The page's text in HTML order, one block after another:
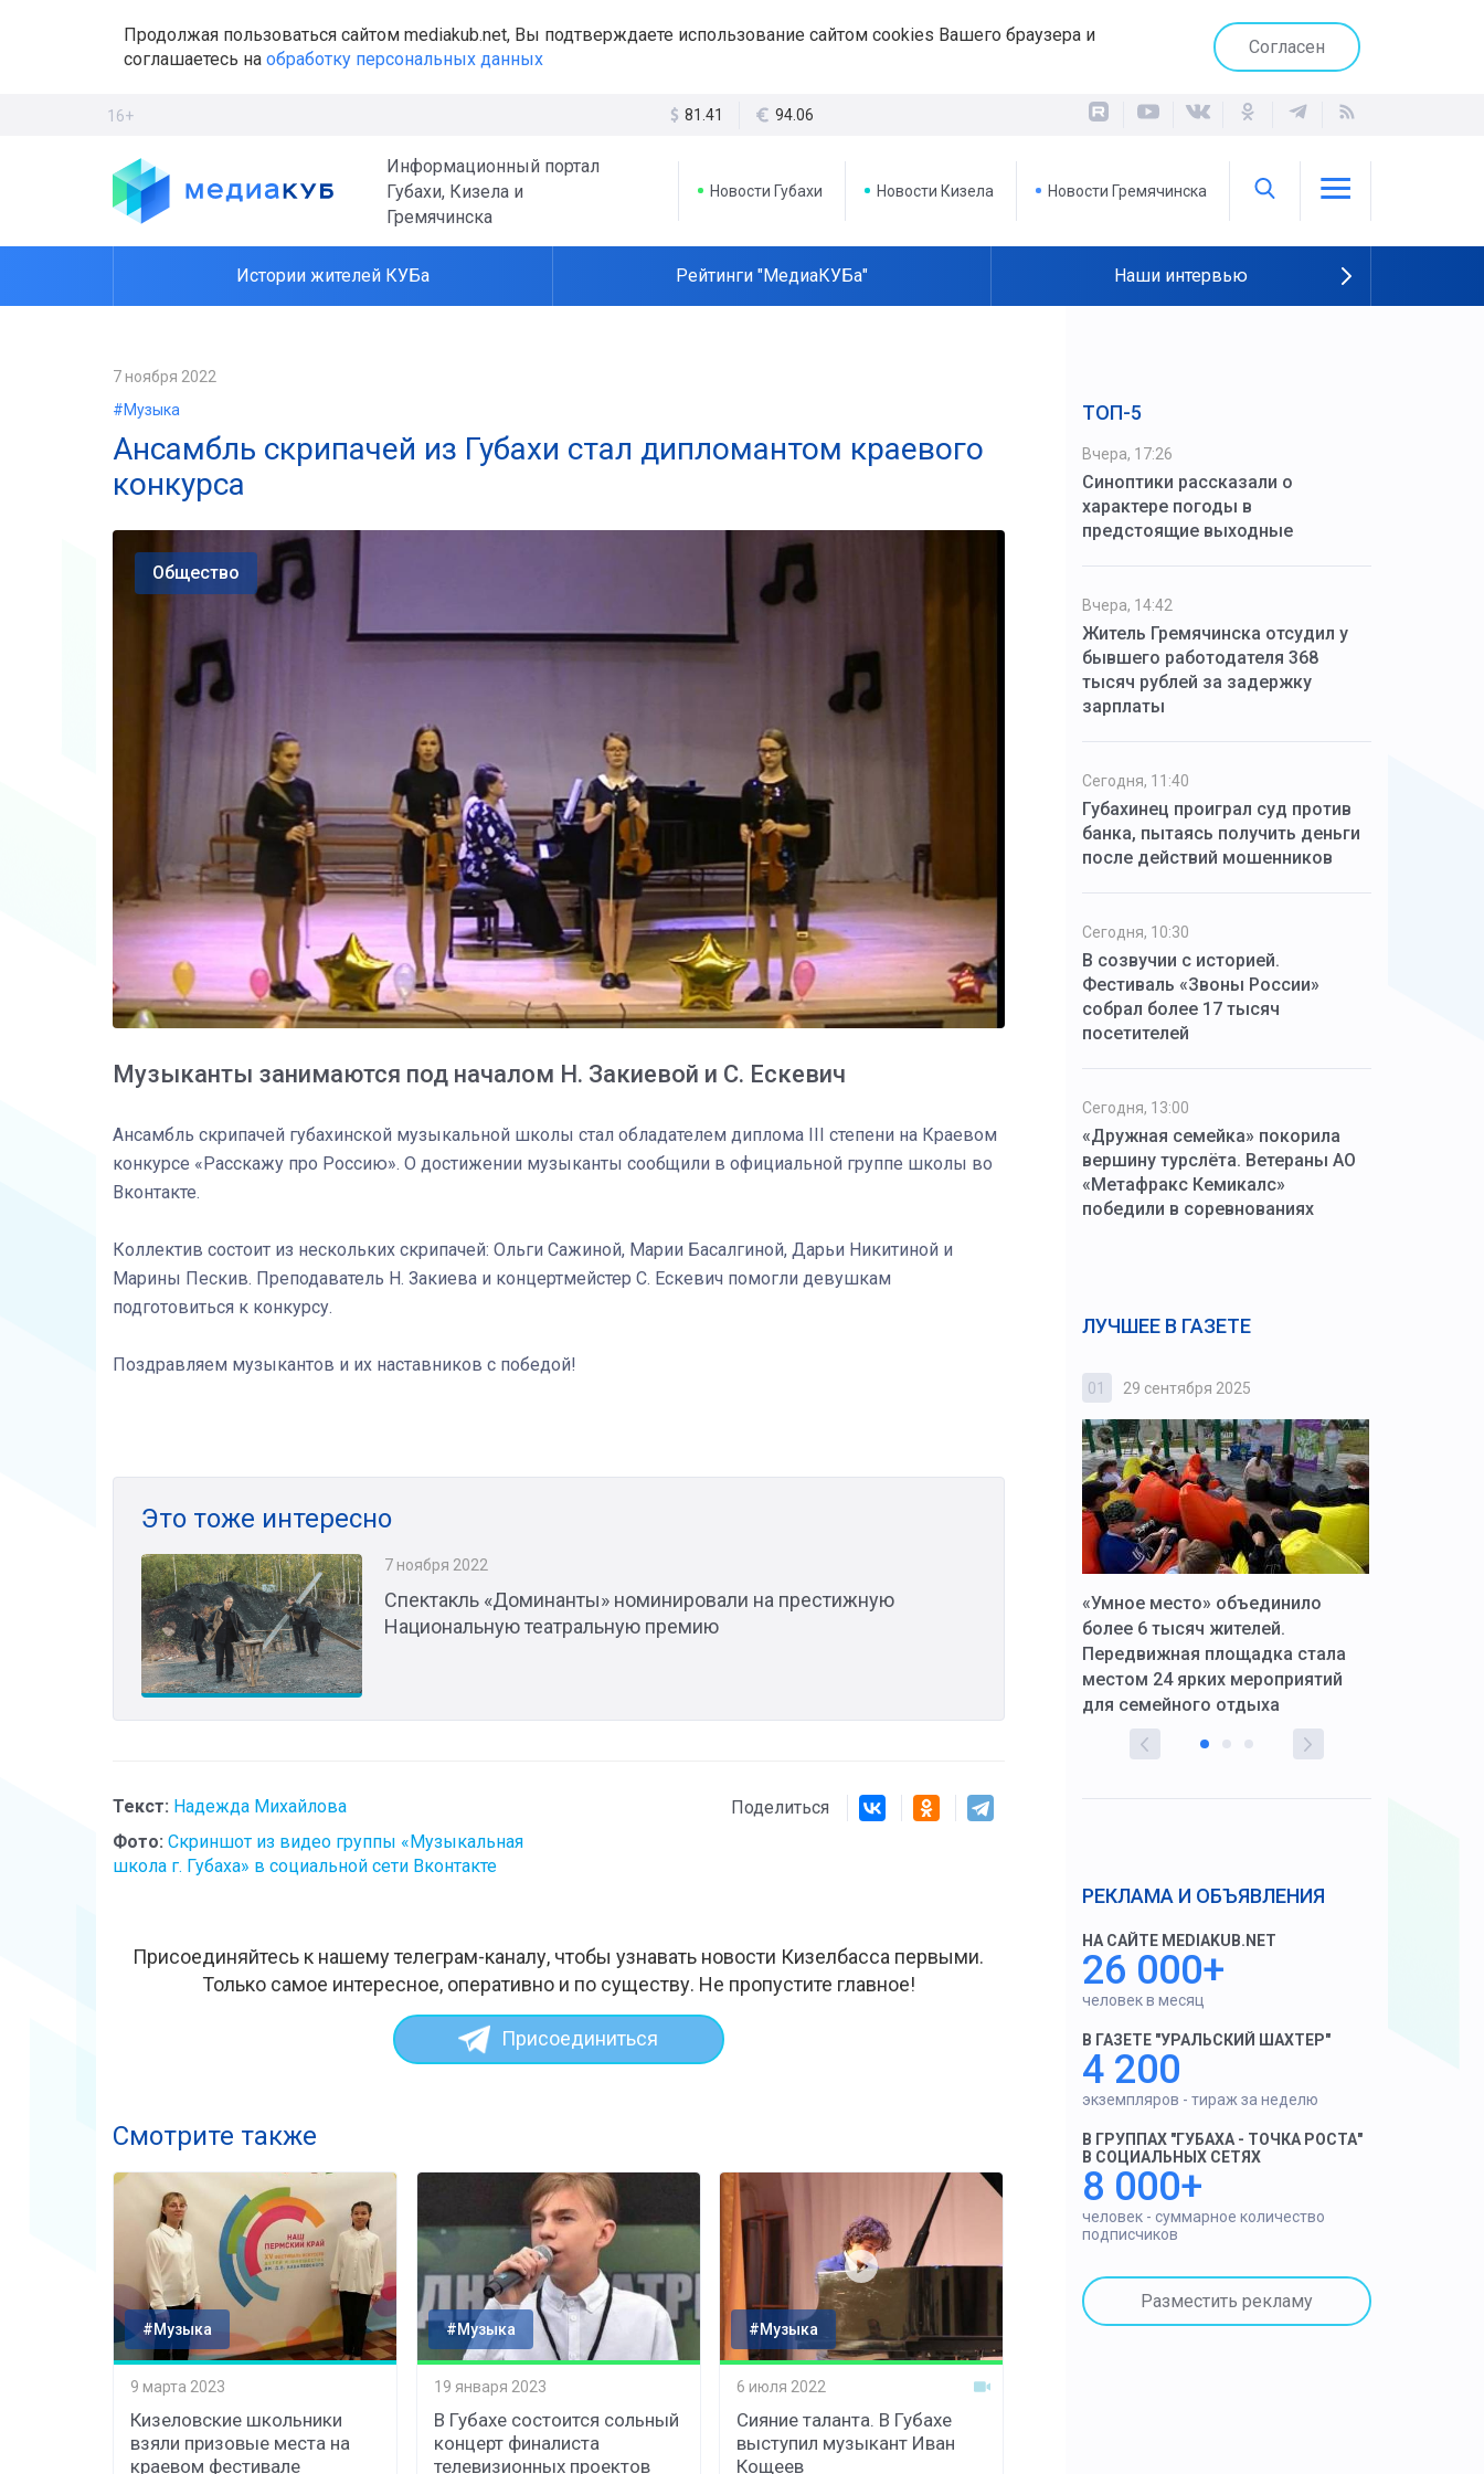
Продолжая пользоваться сайтом mediakub.net, Вы подтверждаете использование сайтом cookies Вашего браузера и
соглашаетесь на обработку персональных данных
Согласен
16+ 81.41 94.06
Информационный портал
Губахи, Кизела и
Гремячинска
Новости Губахи Новости Кизела Новости Гремячинска
Истории жителей КУБа Рейтинги "МедиаКУБа" Наши интервью
7 ноября 2022
#Музыка
Ансамбль скрипачей из Губахи стал дипломантом краевого
конкурса
Общество
Музыканты занимаются под началом Н. Закиевой и С. Ескевич
Ансамбль скрипачей губахинской музыкальной школы стал обладателем диплома III степени на Краевом
конкурсе «Расскажу про Россию». О достижении музыканты сообщили в официальной группе школы во
Вконтакте.
Коллектив состоит из нескольких скрипачей: Ольги Сажиной, Марии Басалгиной, Дарьи Никитиной и
Марины Пескив. Преподаватель Н. Закиева и концертмейстер С. Ескевич помогли девушкам
подготовиться к конкурсу.
Поздравляем музыкантов и их наставников с победой!
Это тоже интересно
7 ноября 2022
Спектакль «Доминанты» номинировали на престижную
Национальную театральную премию
Текст: Надежда Михайлова
Фото: Скриншот из видео группы «Музыкальная
школа г. Губаха» в социальной сети Вконтакте
Поделиться
Присоединяйтесь к нашему телеграм-каналу, чтобы узнавать новости Кизелбасса первыми.
Только самое интересное, оперативно и по существу. Не пропустите главное!
Присоединиться
Смотрите также
#Музыка
9 марта 2023
Кизеловские школьники
взяли призовые места на
краевом фестивале
#Музыка
19 января 2023
В Губахе состоится сольный
концерт финалиста
телевизионных проектов
#Музыка
6 июля 2022
Сияние таланта. В Губахе
выступил музыкант Иван
Кощеев
ТОП-5
Вчера, 17:26
Синоптики рассказали о
характере погоды в
предстоящие выходные
Вчера, 14:42
Житель Гремячинска отсудил у
бывшего работодателя 368
тысяч рублей за задержку
зарплаты
Сегодня, 11:40
Губахинец проиграл суд против
банка, пытаясь получить деньги
после действий мошенников
Сегодня, 10:30
В созвучии с историей.
Фестиваль «Звоны России»
собрал более 17 тысяч
посетителей
Сегодня, 13:00
«Дружная семейка» покорила
вершину турслёта. Ветераны АО
«Метафракс Кемикалс»
победили в соревнованиях
ЛУЧШЕЕ В ГАЗЕТЕ
Штурмовик огня. Казак Алексей
01 29 сентября 2025
«Умное место» объединило
более 6 тысяч жителей.
Передвижная площадка стала
местом 24 ярких мероприятий
для семейного отдыха
РЕКЛАМА И ОБЪЯВЛЕНИЯ
НА САЙТЕ MEDIAKUB.NET
26 000+
человек в месяц
В ГАЗЕТЕ "УРАЛЬСКИЙ ШАХТЕР"
4 200
экземпляров - тираж за неделю
В ГРУППАХ "ГУБАХА - ТОЧКА РОСТА"
В СОЦИАЛЬНЫХ СЕТЯХ
8 000+
человек - суммарное количество
подписчиков
Разместить рекламу